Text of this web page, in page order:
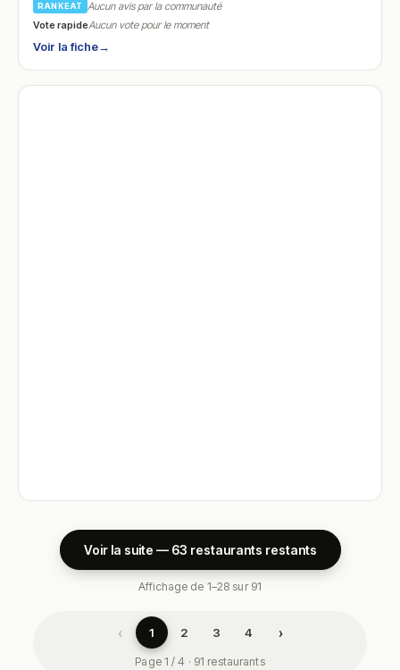
RANKEAT
Aucun avis par la communauté
Vote rapideAucun vote pour le moment
Voir la fiche→
Voir la suite — 63 restaurants restants
Affichage de 1–28 sur 91
‹ 1 2 3 4 ›
Page 1 / 4 · 91 restaurants